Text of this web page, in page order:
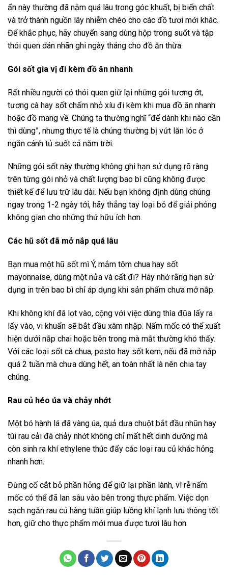
ẩn này thường đã nằm quá lâu trong góc khuất, bị biến chất
và trở thành nguồn lây nhiễm chéo cho các đồ tươi mới khác.
Để khắc phục, hãy chuyển sang dùng hộp trong suốt và tập
thói quen dán nhãn ghi ngày tháng cho đồ ăn thừa.
Gói sốt gia vị đi kèm đồ ăn nhanh
Rất nhiều người có thói quen giữ lại những gói tương ớt,
tương cà hay sốt chấm nhỏ xíu đi kèm khi mua đồ ăn nhanh
hoặc đồ mang về. Chúng ta thường nghĩ “để dành khi nào cần
thì dùng”, nhưng thực tế là chúng thường bị vứt lăn lóc ở
ngăn cánh tủ suốt cả năm trời.
Những gói sốt này thường không ghi hạn sử dụng rõ ràng
trên từng gói nhỏ và chất lượng bao bì cũng không được
thiết kế để lưu trữ lâu dài. Nếu bạn không định dùng chúng
ngay trong 1-2 ngày tới, hãy thẳng tay loại bỏ để giải phóng
không gian cho những thứ hữu ích hơn.
Các hũ sốt đã mở nắp quá lâu
Bạn mua một hũ sốt mì Ý, mắm tôm chua hay sốt
mayonnaise, dùng một nửa và cất đi? Hãy nhớ rằng hạn sử
dụng in trên bao bì chỉ áp dụng khi sản phẩm chưa mở nắp.
Khi không khí đã lọt vào, cộng với việc dùng thìa đũa lấy ra
lấy vào, vi khuẩn sẽ bắt đầu xâm nhập. Nấm mốc có thể xuất
hiện dưới nắp chai hoặc bên trong mà mắt thường khó thấy.
Với các loại sốt cà chua, pesto hay sốt kem, nếu đã mở nắp
quá 2 tuần mà chưa dùng hết, an toàn nhất là nên chia tay
chúng.
Rau củ héo úa và chảy nhớt
Một bó hành lá đã vàng úa, quả dưa chuột bắt đầu nhũn hay
túi rau cải đã chảy nhớt không chỉ mất hết dinh dưỡng mà
còn sinh ra khí ethylene thúc đẩy các loại rau củ khác hỏng
nhanh hơn.
Đừng cố cắt bỏ phần hỏng để giữ lại phần lành, vì rễ nấm
mốc có thể đã lan sâu vào bên trong thực phẩm. Việc dọn
sạch ngăn rau củ hàng tuần giúp luồng khí lạnh lưu thông tốt
hơn, giữ cho thực phẩm mới mua được tươi lâu hơn.